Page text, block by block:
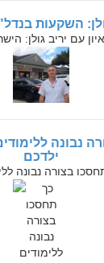
השקעות
עם יריב גולן:
נבונה
ילדכם
בצורה נבונה